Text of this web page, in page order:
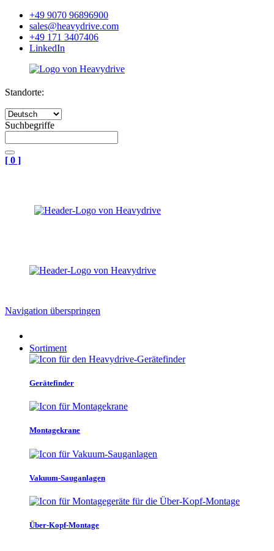
+49 9070 96896900
sales@heavydrive.com
+49 171 3407406
LinkedIn
Standorte:
Suchbegriffe
[ 0 ]
Navigation überspringen
Sortiment
Gerätefinder
Montagekrane
Vakuum-Sauganlagen
Über-Kopf-Montage